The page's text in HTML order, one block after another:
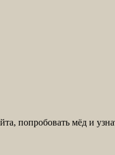
попробовать мёд и